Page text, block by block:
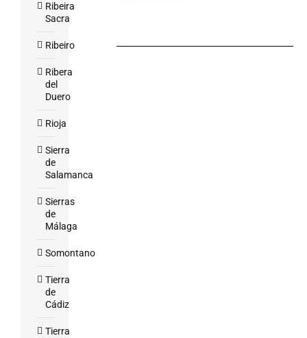
Ribeira
Sacra
Ribeiro
Ribera
del
Duero
Rioja
Sierra
de
Salamanca
Sierras
de
Málaga
Somontano
Tierra
de
Cádiz
Tierra